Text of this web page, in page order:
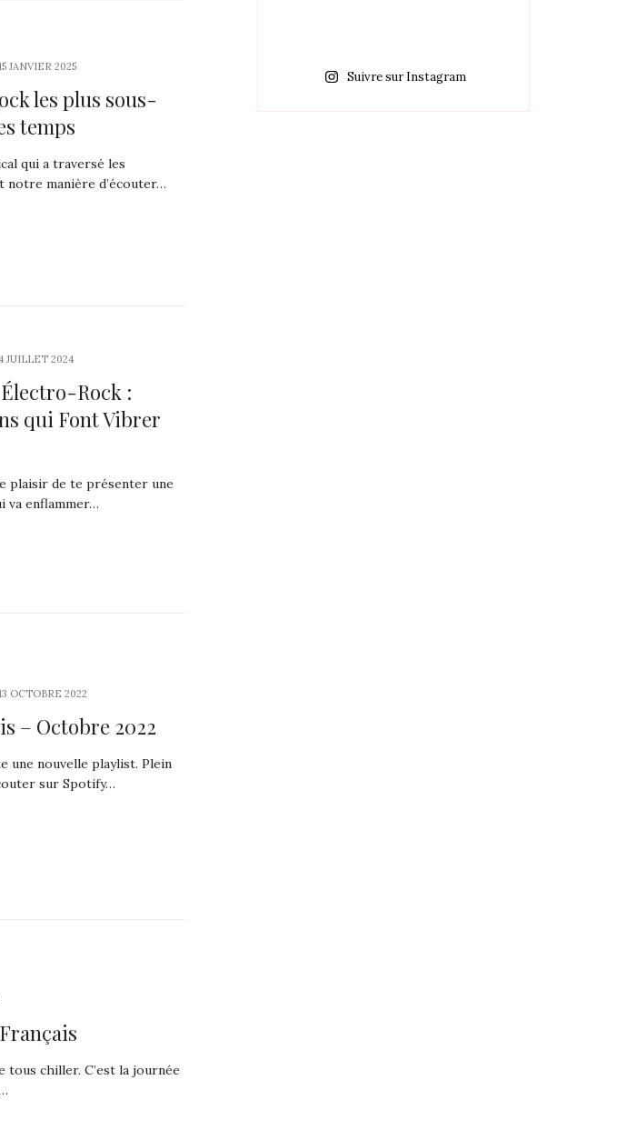
JANVIER 2025
les plus sous-
temps
qui a traversé les
notre manière d’écouter…
JUILLET 2024
Rock :
qui Font Vibrer
plaisir de te présenter une
va enflammer…
OCTOBRE 2022
– Octobre 2022
une nouvelle playlist. Plein
sur Spotify…
tous chiller. C’est la journée
Suivre sur Instagram